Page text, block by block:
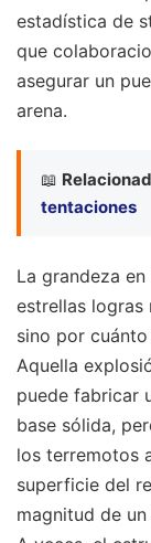
estadística de
que
asegurar un
arena.
📖
tentaciones
La grandeza
estrellas logras
sino por
Aquella
puede fabricar
base sólida,
los terremotos
superficie del
magnitud de